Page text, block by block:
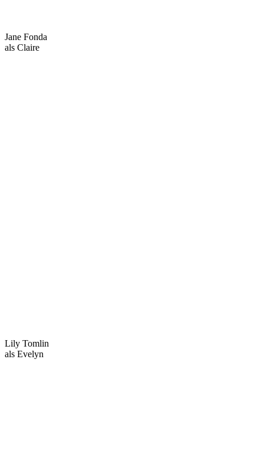
Jane Fonda
als Claire
Lily Tomlin
als Evelyn